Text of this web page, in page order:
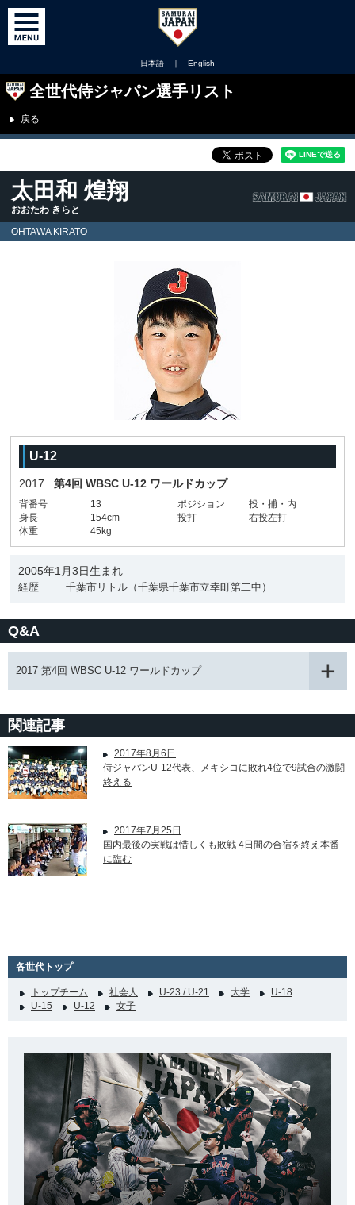
日本語 ｜ English
全世代侍ジャパン選手リスト
戻る
太田和 煌翔
おおたわ きらと
OHTAWA KIRATO
U-12
2017 第4回 WBSC U-12 ワールドカップ
背番号 13 ポジション
投・捕・内
身長
154cm 投打
右投左打
体重
45kg
2005年1月3日生まれ
経歴 千葉市リトル（千葉県千葉市立幸町第二中）
Q&A
2017 第4回 WBSC U-12 ワールドカップ
関連記事
2017年8月6日
侍ジャパンU-12代表、メキシコに敗れ4位で9試合の激闘
終える
2017年7月25日
国内最後の実戦は惜しくも敗戦 4日間の合宿を終え本番
に臨む
各世代トップ
トップチーム 社会人 U-23 / U-21 大学
U-18
U-15
U-12 女子